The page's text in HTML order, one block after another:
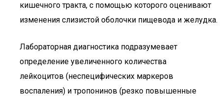
кишечного тракта, с помощью которого оценивают
изменения слизистой оболочки пищевода и желудка.
Лабораторная диагностика подразумевает
определение увеличенного количества
лейкоцитов (неспецифических маркеров
воспаления) и тропонинов (резко повышенные